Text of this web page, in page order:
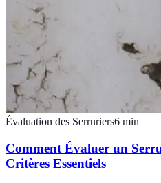
Évaluation des Serruriers6 min
Comment Évaluer un
Critères Essentiels